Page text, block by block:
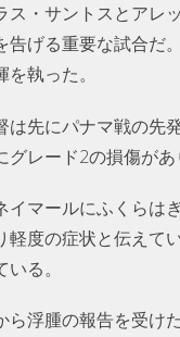
ス・サントスとアレ
告げる重要な試合だ
執った。
は先にパナマ戦の先
グレード2の損傷が
マールにふくらは
軽度の症状と伝えて
る。
ら浮腫の報告を受